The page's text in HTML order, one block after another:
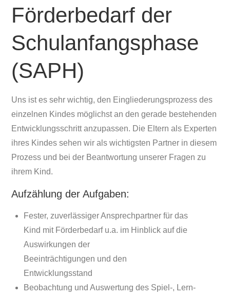
Förderbedarf der
Schulanfangsphase
(SAPH)
Uns ist es sehr wichtig, den Eingliederungsprozess des
einzelnen Kindes möglichst an den gerade bestehenden
Entwicklungsschritt anzupassen. Die Eltern als Experten
ihres Kindes sehen wir als wichtigsten Partner in diesem
Prozess und bei der Beantwortung unserer Fragen zu
ihrem Kind.
Aufzählung der Aufgaben:
Fester, zuverlässiger Ansprechpartner für das
Kind mit Förderbedarf u.a. im Hinblick auf die
Auswirkungen der
Beeinträchtigungen und den
Entwicklungsstand
Beobachtung und Auswertung des Spiel-, Lern-